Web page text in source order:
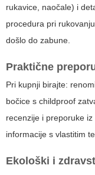
rukavice, naočale) i
procedura pri
došlo do zabune.
Praktične
Pri kupnji birajte:
bočice s childproof
recenzije i preporuke
informacije s vlastitim
Ekološki i